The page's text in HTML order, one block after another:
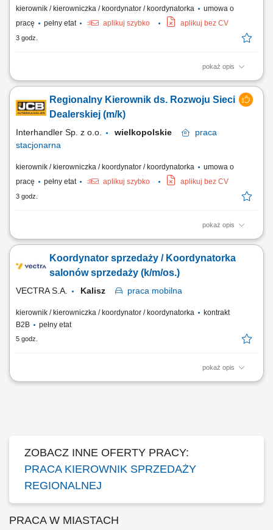
kierownik / kierowniczka / koordynator / koordynatorka
umowa o
pracę
pełny etat aplikuj szybko aplikuj bez CV
3 godz.
pokaż opis
Twoje zadania: aktywne pozyskiwanie nowych dealerów i rozwój sieci
rozwijanie długoterminowych relacji z obecnymi partnerami
handlowymi, realizacja założonych celów sprzedażowych i
Regionalny Kierownik ds. Rozwoju Sieci
Dealerskiej (m/k)
Interhandler Sp. z o.o. wielkopolskie
praca
stacjonarna
kierownik / kierowniczka / koordynator / koordynatorka
umowa o
pracę
pełny etat aplikuj szybko aplikuj bez CV
3 godz.
pokaż opis
Twoje zadania: aktywne pozyskiwanie nowych dealerów i rozwój sieci
rozwijanie długoterminowych relacji z obecnymi partnerami
handlowymi, realizacja założonych celów sprzedażowych i
Koordynator sprzedaży / Koordynatorka
salonów sprzedaży (k/m/os.)
VECTRA S.A. Kalisz praca mobilna
kierownik / kierowniczka / koordynator / koordynatorka
kontrakt
B2B
pełny etat
5 godz.
pokaż opis
Zadania: Realizacja strategicznych celów handlowych i dbanie o
ZOBACZ INNE OFERTY PRACY:
PRACA KIEROWNIK SPRZEDAŻY
REGIONALNEJ
PRACA W MIASTACH